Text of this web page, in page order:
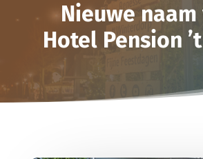
Nieuwe
Hotel Pension